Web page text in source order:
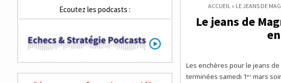
ACCUEIL» LE JEANS DE
Le jeans de
Les enchères pour le jeans
terminées samedi 1ᵉʳ mars
Ecoutez les podcasts :